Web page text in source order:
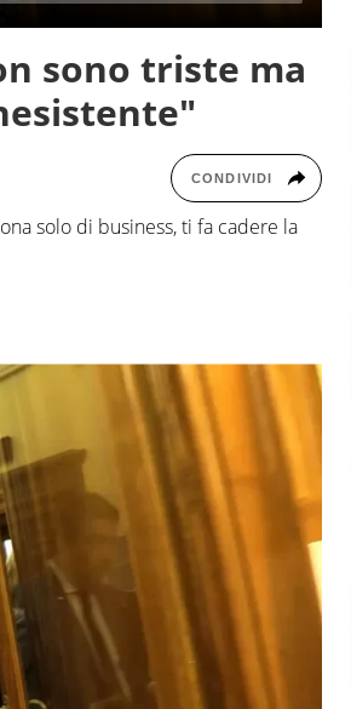
sono triste ma
CONDIVIDI
solo di business, ti fa cadere la